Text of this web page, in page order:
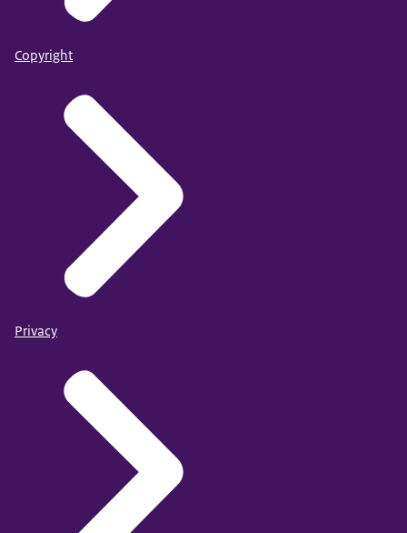
Copyright
Privacy